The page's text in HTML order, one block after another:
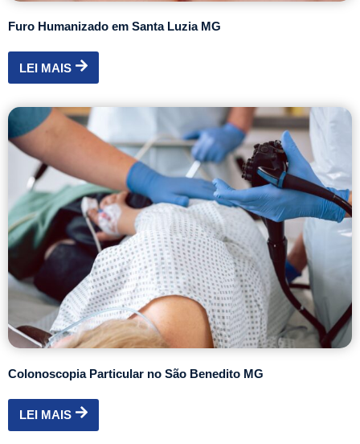
Furo Humanizado em Santa Luzia MG
LEI MAIS
Colonoscopia Particular no São Benedito MG
LEI MAIS